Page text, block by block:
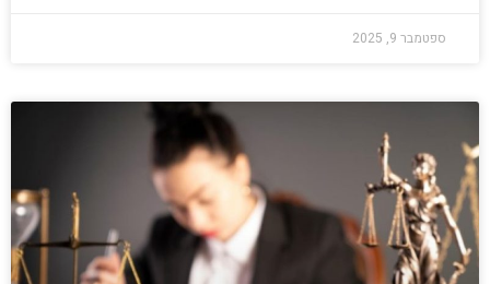
ספטמבר 9, 2025